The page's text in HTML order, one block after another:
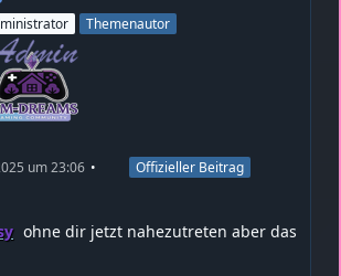
Themenautor
um 23:06 Offizieller Beitrag
ohne dir jetzt nahezutreten aber das